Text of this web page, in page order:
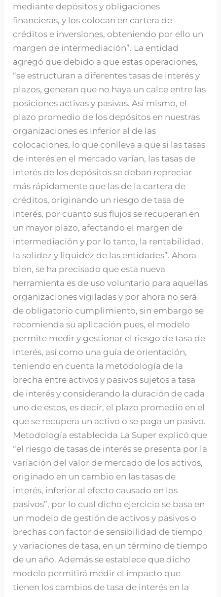
mediante depósitos y obligaciones
financieras, y los colocan en cartera de
créditos e inversiones, obteniendo por ello un
margen de intermediación”. La entidad
agregó que debido a que estas operaciones,
“se estructuran a diferentes tasas de interés y
plazos, generan que no haya un calce entre las
posiciones activas y pasivas. Así mismo, el
plazo promedio de los depósitos en nuestras
organizaciones es inferior al de las
colocaciones, lo que conlleva a que si las tasas
de interés en el mercado varían, las tasas de
interés de los depósitos se deban repreciar
más rápidamente que las de la cartera de
créditos, originando un riesgo de tasa de
interés, por cuanto sus flujos se recuperan en
un mayor plazo, afectando el margen de
intermediación y por lo tanto, la rentabilidad,
la solidez y liquidez de las entidades”. Ahora
bien, se ha precisado que esta nueva
herramienta es de uso voluntario para aquellas
organizaciones vigiladas y por ahora no será
de obligatorio cumplimiento, sin embargo se
recomienda su aplicación pues, el modelo
permite medir y gestionar el riesgo de tasa de
interés, así como una guía de orientación,
teniendo en cuenta la metodología de la
brecha entre activos y pasivos sujetos a tasa
de interés y considerando la duración de cada
uno de estos, es decir, el plazo promedio en el
que se recupera un activo o se paga un pasivo.
Metodología establecida La Super explicó que
“el riesgo de tasas de interés se presenta por la
variación del valor de mercado de los activos,
originado en un cambio en las tasas de
interés, inferior al efecto causado en los
pasivos”, por lo cual dicho ejercicio se basa en
un modelo de gestión de activos y pasivos o
brechas con factor de sensibilidad de tiempo
y variaciones de tasa, en un término de tiempo
de un año. Además se establece que dicho
modelo permitirá medir el impacto que
tienen los cambios de tasa de interés en la